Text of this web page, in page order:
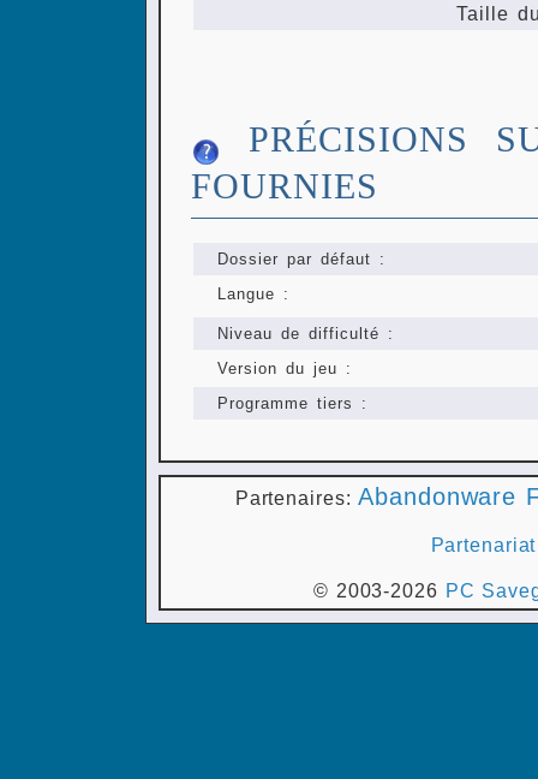
Taille
PRÉCISIONS
FOURNIES
Dossier par défaut :
Langue :
Niveau de difficulté :
Version du jeu :
Programme tiers :
Partenaires:Abandonware
Partenariat
© 2003-2026 PC